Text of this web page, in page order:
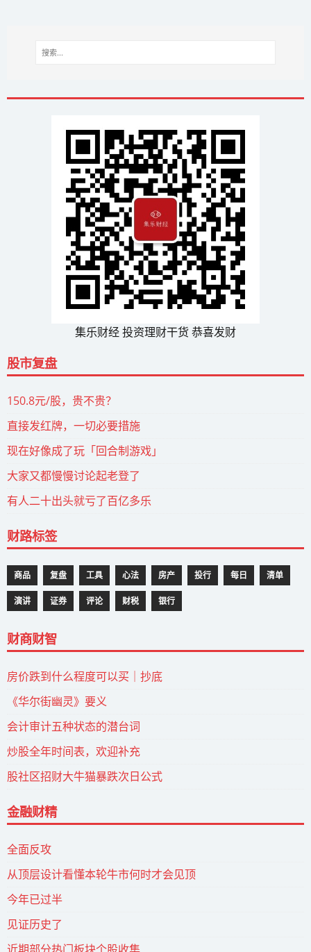
集乐财经 投资理财干货 恭喜发财
股市复盘
150.8元/股，贵不贵？
直接发红牌，一切必要措施
现在好像成了玩「回合制游戏」
大家又都慢慢讨论起老登了
有人二十出头就亏了百亿多乐
财路标签
商品 复盘 工具 心法 房产 投行 每日 清单
演讲 证券 评论 财税 银行
财商财智
房价跌到什么程度可以买｜抄底
《华尔街幽灵》要义
会计审计五种状态的潜台词
炒股全年时间表，欢迎补充
股社区招财大牛猫暴跌次日公式
金融财精
全面反攻
从顶层设计看懂本轮牛市何时才会见顶
今年已过半
见证历史了